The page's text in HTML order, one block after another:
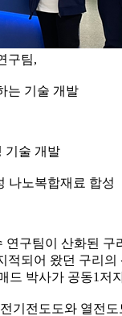
구팀,
는 기술 개발
기술 개발
나노복합재료 합성
구팀이 산화된
적되어 왔던 구리
드 박사가 공동1저
기전도도와 열전